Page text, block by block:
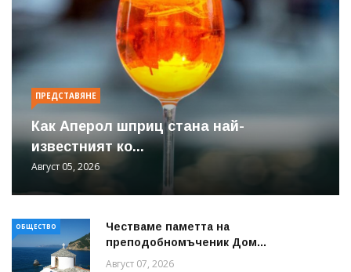
ПРЕДСТАВЯНЕ
Как Аперол шприц стана най-
известният ко...
Август 05, 2026
ОБЩЕСТВО
Честваме паметта на
преподобномъченик Дом...
Август 07, 2026